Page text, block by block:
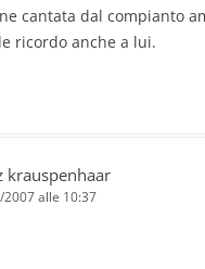
cantata dal compianto
ricordo anche a lui.
krauspenhaar
2007 alle 10:37